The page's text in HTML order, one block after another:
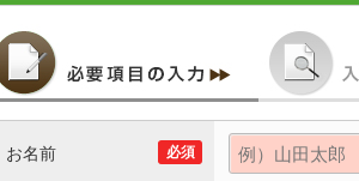
必須
お名前